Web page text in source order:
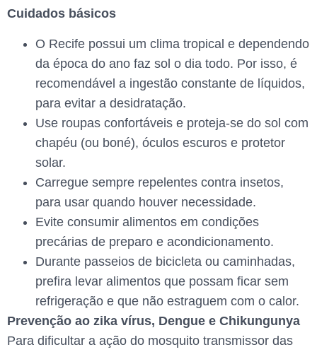
Cuidados básicos
O Recife possui um clima tropical e dependendo
da época do ano faz sol o dia todo. Por isso, é
recomendável a ingestão constante de líquidos,
para evitar a desidratação.
Use roupas confortáveis e proteja-se do sol com
chapéu (ou boné), óculos escuros e protetor
solar.
Carregue sempre repelentes contra insetos,
para usar quando houver necessidade.
Evite consumir alimentos em condições
precárias de preparo e acondicionamento.
Durante passeios de bicicleta ou caminhadas,
prefira levar alimentos que possam ficar sem
refrigeração e que não estraguem com o calor.
Prevenção ao zika vírus, Dengue e Chikungunya
Para dificultar a ação do mosquito transmissor das